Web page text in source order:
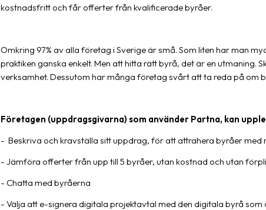
kostnadsfritt och får offerter från kvalificerade byråer.
Omkring 97% av alla företag i Sverige är små. Som liten har man
praktiken ganska enkelt. Men att hitta rätt byrå, det är en
verksamhet. Dessutom har många företag svårt att ta reda på om
Företagen (uppdragsgivarna) som använder Partna, kan
- Beskriva och kravställa sitt uppdrag, för att attrahera byråer med
- Jämföra offerter från upp till 5 byråer, utan kostnad och utan
- Chatta med byråerna
- Välja att e-signera digitala projektavtal med den digitala byrå som